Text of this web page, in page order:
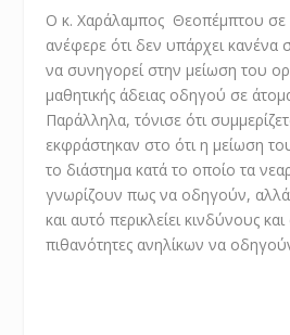
Ο κ. Χαράλαμπος Θεοπέμπτου σε
ανέφερε ότι δεν υπάρχει κανένα
να συνηγορεί στην μείωση του
μαθητικής άδειας οδηγού σε
Παράλληλα, τόνισε ότι
εκφράστηκαν στο ότι η μείωση
το διάστημα κατά το οποίο τα
γνωρίζουν πως να οδηγούν,
και αυτό περικλείει κινδύνους και
πιθανότητες ανηλίκων να